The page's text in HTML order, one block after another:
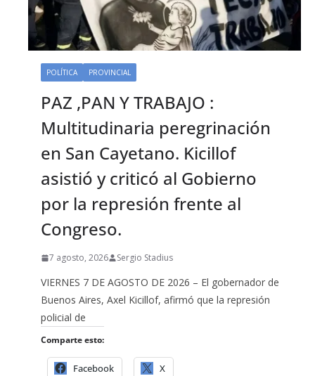
POLÍTICA PROVINCIAL
PAZ ,PAN Y TRABAJO :
Multitudinaria peregrinación
en San Cayetano. Kicillof
asistió y criticó al Gobierno
por la represión frente al
Congreso.
7 agosto, 2026 Sergio Stadius
VIERNES 7 DE AGOSTO DE 2026 – El gobernador de
Buenos Aires, Axel Kicillof, afirmó que la represión
policial de
Comparte esto:
Facebook X